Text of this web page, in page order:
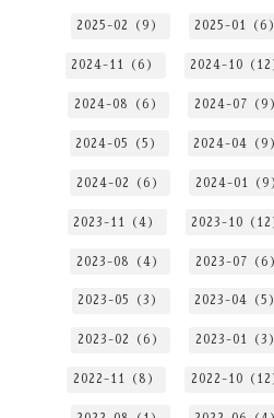
2025-02（9） 2025-01（6
2024-11（6） 2024-10（12
2024-08（6） 2024-07（9
2024-05（5） 2024-04（9
2024-02（6） 2024-01（9
2023-11（4） 2023-10（12
2023-08（4） 2023-07（6
2023-05（3） 2023-04（5
2023-02（6） 2023-01（3
2022-11（8） 2022-10（12